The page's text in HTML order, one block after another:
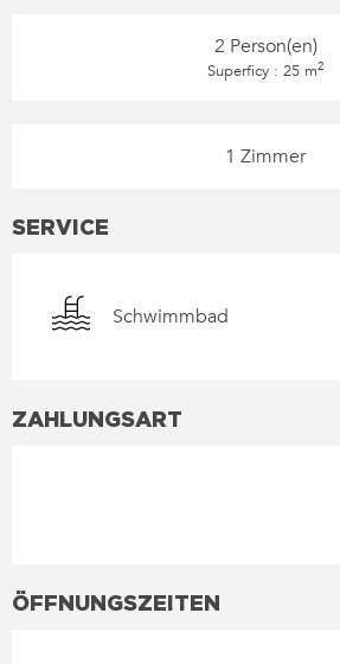
2 Person(en)
Superficy : 25 m2
1 Zimmer
SERVICE
Schwimmbad
ZAHLUNGSART
ÖFFNUNGSZEITEN